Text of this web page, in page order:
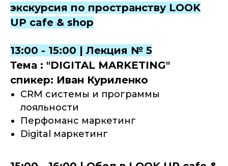
экскурсия по пространству LOOK
UP cafe & shop
13:00 - 15:00 | Лекция № 5
Тема : "DIGITAL MARKETING"
спикер: Иван Куриленко
CRM системы и программы
лояльности
Перфоманс маркетинг
Digital маркетинг